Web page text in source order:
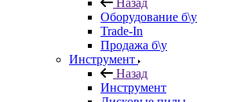
Назад
Оборудование б\у
Trade-In
Продажа б\у
Инструмент
Назад
Инструмент